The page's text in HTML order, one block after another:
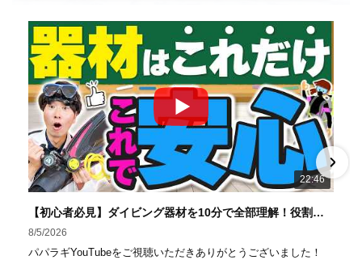
の初心者ダイビングライセンス認定実績。 常駐のプロイン
ストラクターは40名ほど。 【初心者からプロレベルま
で！】 年間ファンダイブ開催数は1,000本を超え、初心者の
方でも安心して潜れるような初心者向けツアーを毎週開催
中！ 2021年マリンダイビング大賞
「講習が上手なダ
イビングスクール」部門
「教え方がうまいインストラク
ター」部門
「国内ダイビングサービス伊豆半島エリア」
部門
「国内ダイビングガイド伊豆半島エリア」部門 4冠
達成！ ――――――――――――――――― パパラギダイ
ビングスクール 本店 神奈川県 藤沢市 南藤沢10-4
はコチラ
https://www.papalagi.co.jp/staticpages/index.php/work
22:46
【初心者必見】ダイビング器材を10分で全部理解！役割・使い方をやさしく解説
8/5/2026
パパラギYouTubeをご視聴いただきありがとうございました！